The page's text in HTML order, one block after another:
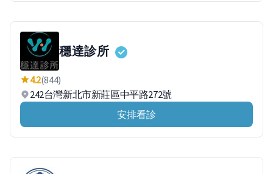
穩達診所
4.2(844)
242台灣新北市新莊區中平路272號
安排看診